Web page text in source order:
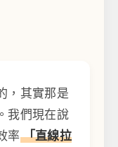
，其實那是
我們現在說
率 「直線拉